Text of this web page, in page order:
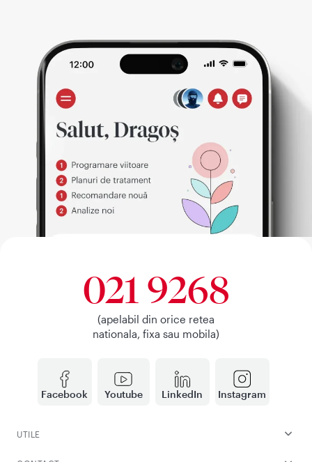
Facebook Youtube LinkedIn Instagram
021 9268
(apelabil din orice retea
nationala, fixa sau mobila)
UTILE